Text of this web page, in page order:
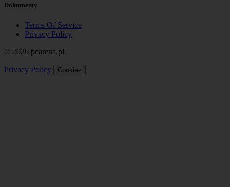
Dokumenty
Terms Of Service
Privacy Policy
© 2026 pcarena.pl.
Privacy Policy Cookies